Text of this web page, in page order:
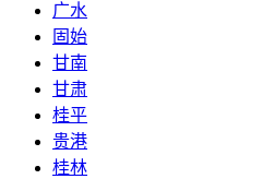
广水
固始
甘南
甘肃
桂平
贵港
桂林